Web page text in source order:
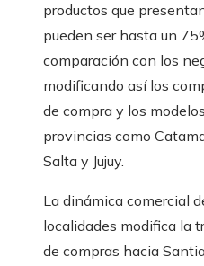
productos que
pueden ser hasta un
comparación con los
modificando así los
de compra y los
provincias como
Salta y Jujuy.
La dinámica comercial
localidades modifica la
de compras hacia